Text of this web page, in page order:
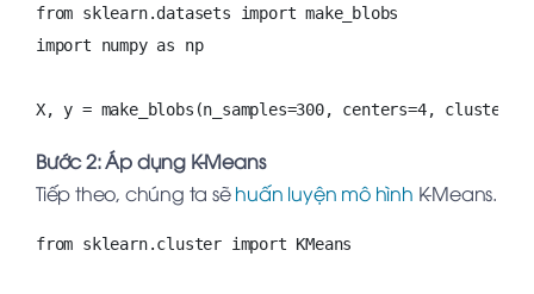
from sklearn.datasets import make_blobs
import numpy as np
X, y = make_blobs(n_samples=300, centers=4,
Bước 2: Áp dụng K-Means
Tiếp theo, chúng ta sẽhuấn luyện mô hình K-Means.
from sklearn.cluster import KMeans